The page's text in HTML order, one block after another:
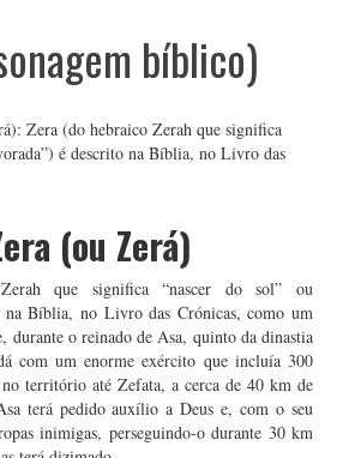
bíblico)
Zera (do hebraico Zerah que significa
é descrito na Bíblia, no Livro das
(ou Zerá)
que significa “nascer do sol” ou
na Bíblia, no Livro das Crónicas, como um
durante o reinado de Asa, quinto da dinastia
com um enorme exército que incluía 300
território até Zefata, a cerca de 40 km de
terá pedido auxílio a Deus e, com o seu
inimigas, perseguindo-o durante 30 km